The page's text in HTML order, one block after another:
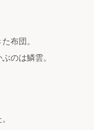
布団。
のは鱗雲。